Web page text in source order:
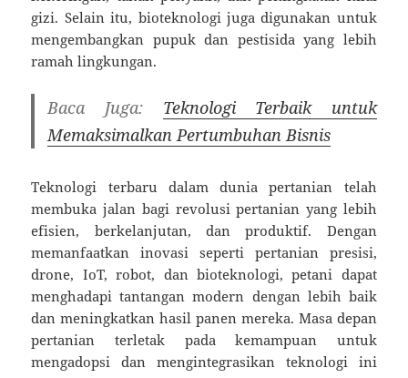
gizi. Selain itu, bioteknologi juga digunakan untuk
mengembangkan pupuk dan pestisida yang lebih
ramah lingkungan.
Baca Juga: Teknologi Terbaik untuk
Memaksimalkan Pertumbuhan Bisnis
Teknologi terbaru dalam dunia pertanian telah
membuka jalan bagi revolusi pertanian yang lebih
efisien, berkelanjutan, dan produktif. Dengan
memanfaatkan inovasi seperti pertanian presisi,
drone, IoT, robot, dan bioteknologi, petani dapat
menghadapi tantangan modern dengan lebih baik
dan meningkatkan hasil panen mereka. Masa depan
pertanian terletak pada kemampuan untuk
mengadopsi dan mengintegrasikan teknologi ini